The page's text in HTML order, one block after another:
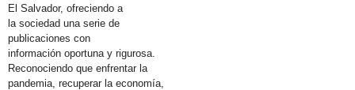
El Salvador, ofreciendo a
la sociedad una serie de
publicaciones con
información oportuna y rigurosa.
Reconociendo que enfrentar la
pandemia, recuperar la economía,